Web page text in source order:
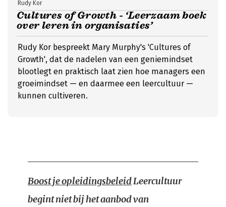
Cultures of Growth - ‘Leerzaam boek
over leren in organisaties’
Rudy Kor
Rudy Kor bespreekt Mary Murphy's 'Cultures of
Growth', dat de nadelen van een geniemindset
blootlegt en praktisch laat zien hoe managers een
groeimindset — en daarmee een leercultuur —
kunnen cultiveren.
Boost je opleidingsbeleidLeercultuur
begint niet bij het aanbod van